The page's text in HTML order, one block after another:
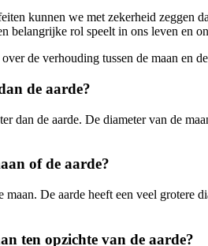
kunnen we met zekerheid zeggen
belangrijke rol speelt in ons leven en
de verhouding tussen de maan en
de aarde?
dan de aarde. De diameter van de
of de aarde?
maan. De aarde heeft een veel grotere
ten opzichte van de aarde?